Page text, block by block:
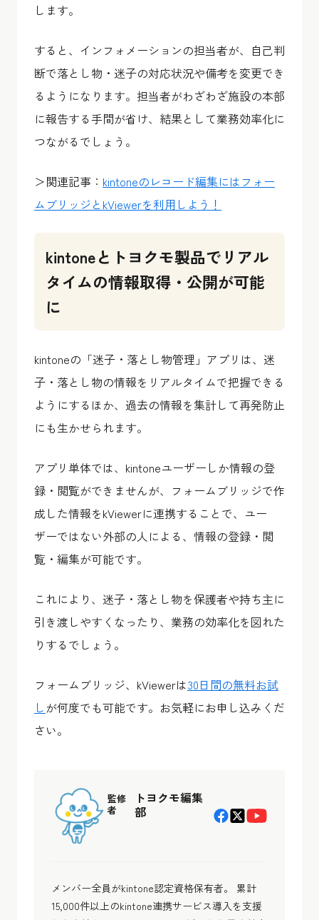
します。
すると、インフォメーションの担当者が、自己判
断で落とし物・迷子の対応状況や備考を変更でき
るようになります。担当者がわざわざ施設の本部
に報告する手間が省け、結果として業務効率化に
つながるでしょう。
＞関連記事： kintoneのレコード編集にはフォー
ムブリッジとkViewerを利用しよう！
kintoneとトヨクモ製品でリアル
タイムの情報取得・公開が可能
に
kintoneの「迷子・落とし物管理」アプリは、迷
子・落とし物の情報をリアルタイムで把握できる
ようにするほか、過去の情報を集計して再発防止
にも生かせられます。
アプリ単体では、kintoneユーザーしか情報の登
録・閲覧ができませんが、フォームブリッジで作
成した情報をkViewerに連携することで、ユー
ザーではない外部の人による、情報の登録・閲
覧・編集が可能です。
これにより、迷子・落とし物を保護者や持ち主に
引き渡しやすくなったり、業務の効率化を図れた
りするでしょう。
フォームブリッジ、kViewerは30日間の無料お試
しが何度でも可能です。お気軽にお申し込みくだ
さい。
監修
者
トヨクモ編集
部
メンバー全員がkintone認定資格保有者。 累計
15,000件以上のkintone連携サービス導入を支援